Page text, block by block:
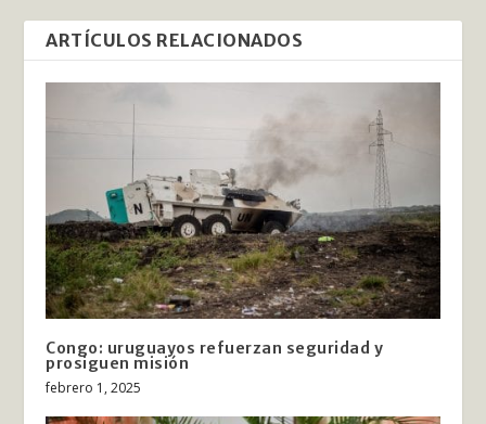
ARTÍCULOS RELACIONADOS
Congo: uruguayos refuerzan seguridad y
prosiguen misión
febrero 1, 2025